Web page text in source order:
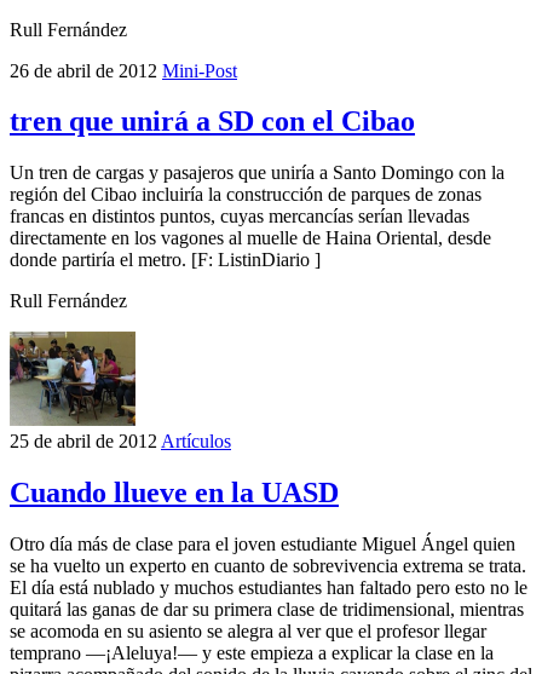
Rull Fernández
26 de abril de 2012 Mini-Post
tren que unirá a SD con el Cibao
Un tren de cargas y pasajeros que uniría a Santo Domingo con la
región del Cibao incluiría la construcción de parques de zonas
francas en distintos puntos, cuyas mercancías serían llevadas
directamente en los vagones al muelle de Haina Oriental, desde
donde partiría el metro. [F: ListinDiario ]
Rull Fernández
25 de abril de 2012 Artículos
Cuando llueve en la UASD
Otro día más de clase para el joven estudiante Miguel Ángel quien
se ha vuelto un experto en cuanto de sobrevivencia extrema se trata.
El día está nublado y muchos estudiantes han faltado pero esto no le
quitará las ganas de dar su primera clase de tridimensional, mientras
se acomoda en su asiento se alegra al ver que el profesor llegar
temprano —¡Aleluya!— y este empieza a explicar la clase en la